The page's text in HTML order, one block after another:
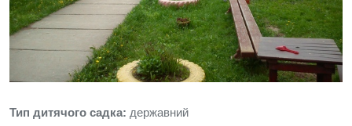
Тип дитячого садка: державний